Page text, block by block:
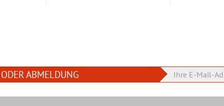
ABMELDUNG